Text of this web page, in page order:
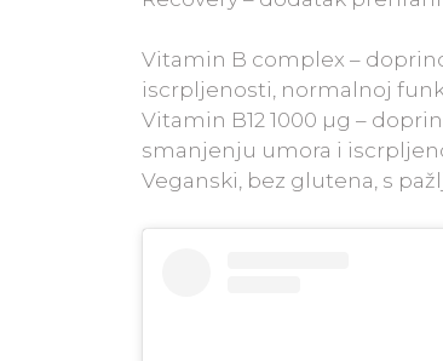
Vitamin B complex –
iscrpljenosti, normalnoj
Vitamin B12 1000 µg –
smanjenju umora i
Veganski, bez glutena, s